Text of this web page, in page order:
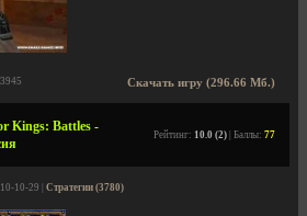
Скачать игру (296.66 Мб.)
Kings: Battles -
Рейтинг: 10.0 (2) | Баллы: 77
10-29 | Стратегии (3780)